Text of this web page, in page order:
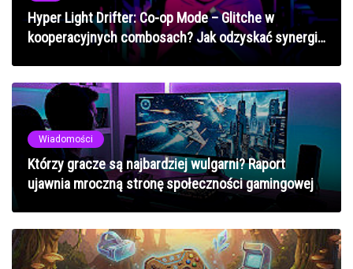
Hyper Light Drifter: Co-op Mode – Glitche w
kooperacyjnych combosach? Jak odzyskać synergię
Wiadomości
Którzy gracze są najbardziej wulgarni? Raport
ujawnia mroczną stronę społeczności gamingowej